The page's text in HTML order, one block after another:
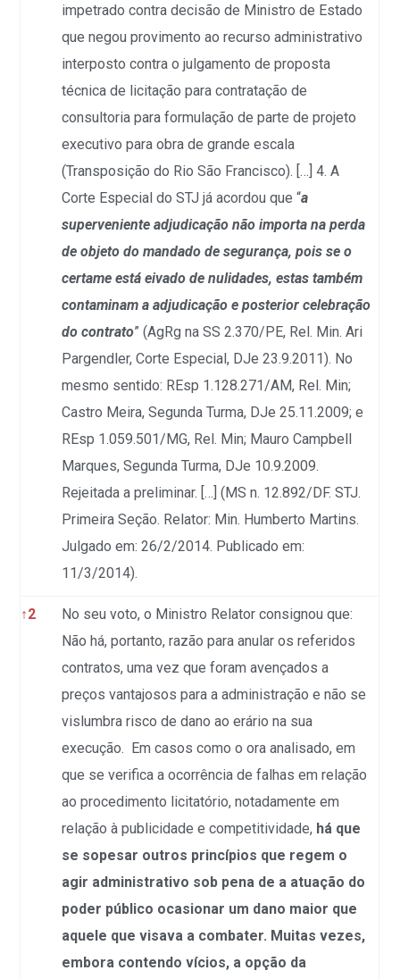
impetrado contra decisão de Ministro de Estado
que negou provimento ao recurso administrativo
interposto contra o julgamento de proposta
técnica de licitação para contratação de
consultoria para formulação de parte de projeto
executivo para obra de grande escala
(Transposição do Rio São Francisco). […] 4. A
Corte Especial do STJ já acordou que “a
superveniente adjudicação não importa na perda
de objeto do mandado de segurança, pois se o
certame está eivado de nulidades, estas também
contaminam a adjudicação e posterior celebração
do contrato” (AgRg na SS 2.370/PE, Rel. Min. Ari
Pargendler, Corte Especial, DJe 23.9.2011). No
mesmo sentido: REsp 1.128.271/AM, Rel. Min;
Castro Meira, Segunda Turma, DJe 25.11.2009; e
REsp 1.059.501/MG, Rel. Min; Mauro Campbell
Marques, Segunda Turma, DJe 10.9.2009.
Rejeitada a preliminar. […] (MS n. 12.892/DF. STJ.
Primeira Seção. Relator: Min. Humberto Martins.
Julgado em: 26/2/2014. Publicado em:
11/3/2014).
↑2
No seu voto, o Ministro Relator consignou que:
Não há, portanto, razão para anular os referidos
contratos, uma vez que foram avençados a
preços vantajosos para a administração e não se
vislumbra risco de dano ao erário na sua
execução. Em casos como o ora analisado, em
que se verifica a ocorrência de falhas em relação
ao procedimento licitatório, notadamente em
relação à publicidade e competitividade, há que
se sopesar outros princípios que regem o
agir administrativo sob pena de a atuação do
poder público ocasionar um dano maior que
aquele que visava a combater. Muitas vezes,
embora contendo vícios, a opção da